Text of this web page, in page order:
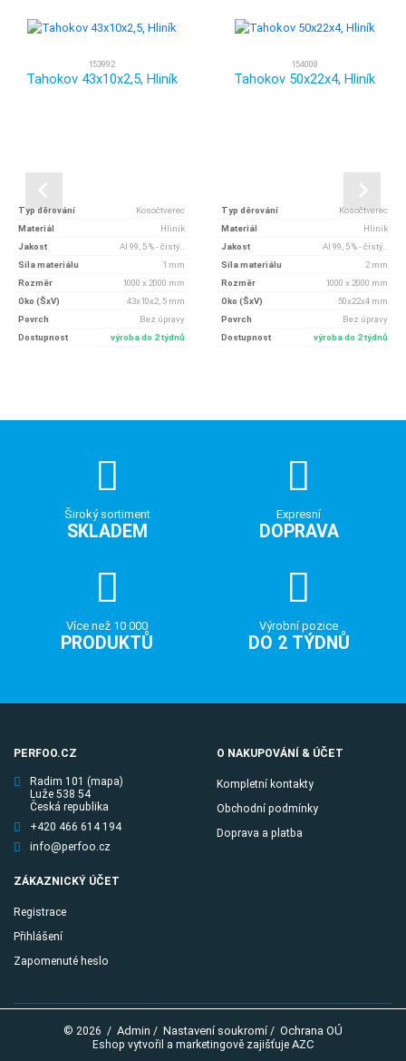
153992
Tahokov 43x10x2,5, Hliník
Typ děrování
Kosočtverec
Materiál
Hliník
Jakost
Al 99, 5 % - čistý..
Síla materiálu
1 mm
Rozměr
1000 x 2000 mm
Oko (ŠxV)
43x10x2, 5 mm
Povrch
Bez úpravy
Dostupnost
výroba do 2 týdnů
154008
Tahokov 50x22x4, Hliník
Typ děrování
Kosočtverec
Materiál
Hliník
Jakost
Al 99, 5 % - čistý..
Síla materiálu
2 mm
Rozměr
1000 x 2000 mm
Oko (ŠxV)
50x22x4 mm
Povrch
Bez úpravy
Dostupnost
výroba do 2 týdnů
Široký sortiment
SKLADEM
Expresní
DOPRAVA
Více než 10 000
PRODUKTŮ
Výrobní pozice
DO 2 TÝDNŮ
PERFOO.CZ
Radim 101 (mapa)
Luže 538 54
Česká republika
+420 466 614 194
info@perfoo.cz
O NAKUPOVÁNÍ & ÚČET
Kompletní kontakty
Obchodní podmínky
Doprava a platba
ZÁKAZNICKÝ ÚČET
Registrace
Přihlášení
Zapomenuté heslo
© 2026 / Admin / Nastavení soukromí / Ochrana OÚ
Eshop vytvořil a marketingově zajišťuje AZC